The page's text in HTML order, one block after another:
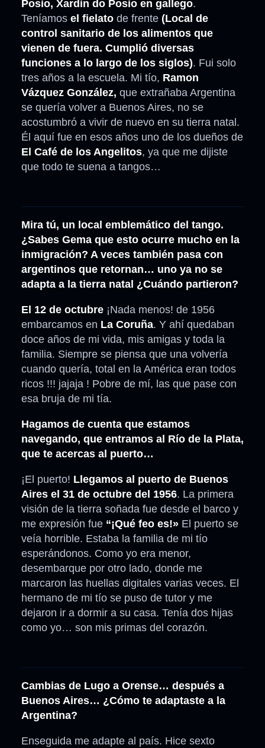
Posio, Xardin do Posio en gallego.
Teníamos el fielato de frente (Local de
control sanitario de los alimentos que
vienen de fuera. Cumplió diversas
funciones a lo largo de los siglos). Fui solo
tres años a la escuela. Mi tío, Ramon
Vázquez González, que extrañaba Argentina
se quería volver a Buenos Aires, no se
acostumbró a vivir de nuevo en su tierra natal.
Él aquí fue en esos años uno de los dueños de
El Café de los Angelitos, ya que me dijiste
que todo te suena a tangos…
Mira tú, un local emblemático del tango.
¿Sabes Gema que esto ocurre mucho en la
inmigración? A veces también pasa con
argentinos que retornan… uno ya no se
adapta a la tierra natal ¿Cuándo partieron?
El 12 de octubre ¡Nada menos! de 1956
embarcamos en La Coruña. Y ahí quedaban
doce años de mi vida, mis amigas y toda la
familia. Siempre se piensa que una volvería
cuando quería, total en la América eran todos
ricos !!! jajaja ! Pobre de mí, las que pase con
esa bruja de mi tía.
Hagamos de cuenta que estamos
navegando, que entramos al Río de la Plata,
que te acercas al puerto…
¡El puerto! Llegamos al puerto de Buenos
Aires el 31 de octubre del 1956. La primera
visión de la tierra soñada fue desde el barco y
me expresión fue “¡Qué feo es!» El puerto se
veía horrible. Estaba la familia de mi tío
esperándonos. Como yo era menor,
desembarque por otro lado, donde me
marcaron las huellas digitales varias veces. El
hermano de mi tío se puso de tutor y me
dejaron ir a dormir a su casa. Tenía dos hijas
como yo… son mis primas del corazón.
Cambias de Lugo a Orense… después a
Buenos Aires… ¿Cómo te adaptaste a la
Argentina?
Enseguida me adapte al país. Hice sexto